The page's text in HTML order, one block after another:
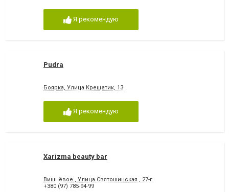
Я рекомендую
Pudra
Боярка, Улица Крещатик, 13
Я рекомендую
Xarizma beauty bar
Вишнёвое , Улица Святошинская , 27-г
+380 (97) 785-94-99